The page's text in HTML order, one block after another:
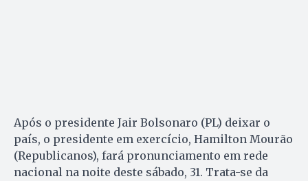
Após o presidente Jair Bolsonaro (PL) deixar o
país, o presidente em exercício, Hamilton Mourão
(Republicanos), fará pronunciamento em rede
nacional na noite deste sábado, 31. Trata-se da